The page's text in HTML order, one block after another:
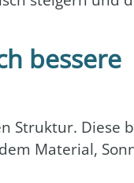
bessere
Struk­tur. Die­se
Mate­ri­al,